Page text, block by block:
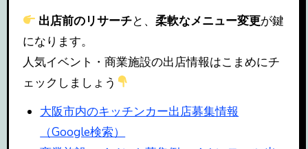
出店前のリサーチと、 柔軟なメニュー変更が鍵
になります。
人気イベント・商業施設の出店情報はこまめにチ
ェックしましょう
大阪市内のキッチンカー出店募集情報
（Google検索）